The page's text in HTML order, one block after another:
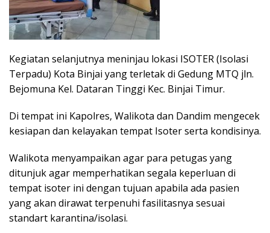
Kegiatan selanjutnya meninjau lokasi ISOTER (Isolasi
Terpadu) Kota Binjai yang terletak di Gedung MTQ jln.
Bejomuna Kel. Dataran Tinggi Kec. Binjai Timur.
Di tempat ini Kapolres, Walikota dan Dandim mengecek
kesiapan dan kelayakan tempat Isoter serta kondisinya.
Walikota menyampaikan agar para petugas yang
ditunjuk agar memperhatikan segala keperluan di
tempat isoter ini dengan tujuan apabila ada pasien
yang akan dirawat terpenuhi fasilitasnya sesuai
standart karantina/isolasi.